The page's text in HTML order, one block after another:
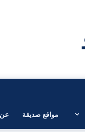
مواقع صديقة عن